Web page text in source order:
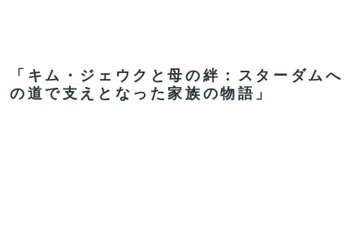
「キム・ジェウクと母の絆：スターダムへ
の道で支えとなった家族の物語」